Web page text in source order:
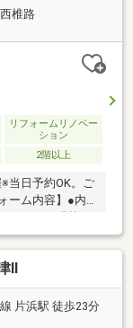
椎路
リフォームリノベー
ション
2階以上
当日予約OK。ご
ーム内容】●内
ットバス新品交
ャワー付き洗面
ス張替え、クロ
照明LED新品交
ｍ（徒歩12
）・セブンイ
Ⅱ
片浜駅 徒歩23分